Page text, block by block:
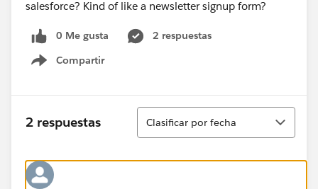
salesforce? Kind of like a newsletter signup form?
0 Me gusta
2 respuestas
Compartir
Show menu
2 respuestas
Ordenar
Clasificar por fecha